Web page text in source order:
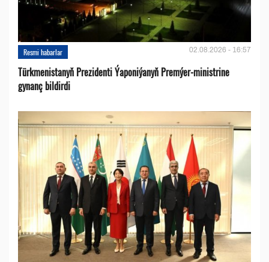
Resmi habarlar 02.08.2026 - 16:57
Türkmenistanyň Prezidenti Ýaponiýanyň Premýer-ministrine
gynanç bildirdi